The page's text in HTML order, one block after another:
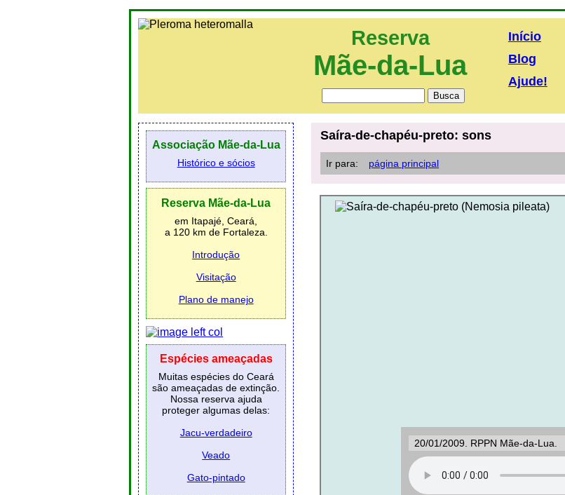
Reserva
Mãe-da-Lua
Início
Blog
Ajude!
Associação Mãe-da-Lua
Histórico e sócios
Reserva Mãe-da-Lua
em Itapajé, Ceará,
a 120 km de Fortaleza.
Introdução
Visitação
Plano de manejo
Espécies ameaçadas
Muitas espécies do Ceará
são ameaçadas de extinção.
Nossa reserva ajuda
proteger algumas delas:
Jacu-verdadeiro
Veado
Gato-pintado
Saíra-de-chapéu-preto: sons
Ir para: página principal
20/01/2009. RPPN Mãe-da-Lua.